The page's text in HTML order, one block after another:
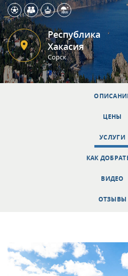
Республика
Хакасия
Сорск
ЦЕНЫ
УСЛУГИ
КАК
ВИДЕО
ОТЗЫВЫ